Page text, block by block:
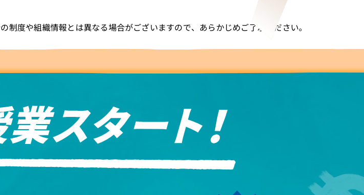
度や組織情報とは異なる場合がございますので、あらかじめご了承ください。